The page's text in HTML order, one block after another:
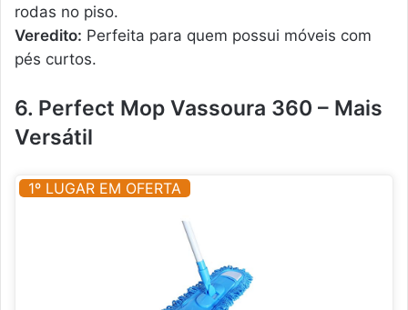
rodas no piso.
Veredito: Perfeita para quem possui móveis com
pés curtos.
6. Perfect Mop Vassoura 360 – Mais
Versátil
1º LUGAR EM OFERTA